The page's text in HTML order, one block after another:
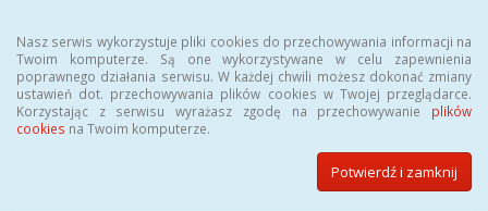
Nasz serwis wykorzystuje pliki cookies do przechowywania informacji na
Twoim komputerze. Są one wykorzystywane w celu zapewnienia
poprawnego działania serwisu. W każdej chwili możesz dokonać zmiany
ustawień dot. przechowywania plików cookies w Twojej przeglądarce.
Korzystając z serwisu wyrażasz zgodę na przechowywanie plików
cookies na Twoim komputerze.
Potwierdź i zamknij
BIULETYN INFORMACJI PUBLICZNEJ
Starostwa Powiatowego w Gostyninie